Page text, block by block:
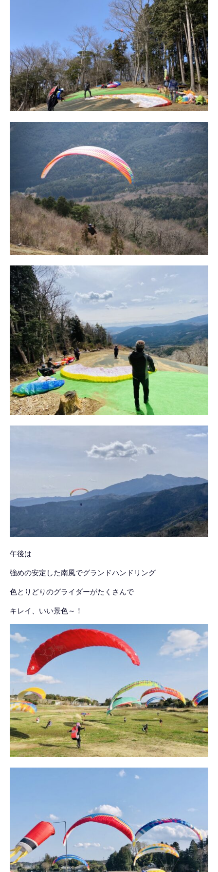
午後は
強めの安定した南風でグランドハンドリング
色とりどりのグライダーがたくさんで
キレイ、いい景色～！